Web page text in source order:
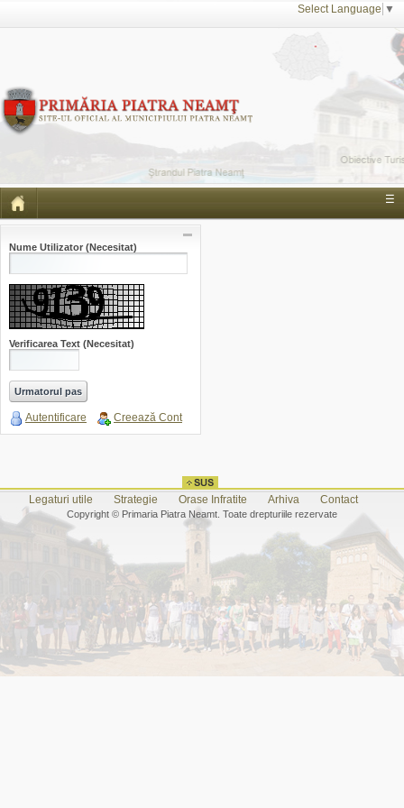
Select Language ▼
☰
Nume Utilizator (Necesitat)
Verificarea Text (Necesitat)
Autentificare Creează Cont
Legaturi utile Strategie Orase Infratite Arhiva Contact
Copyright © Primaria Piatra Neamt. Toate drepturiile rezervate